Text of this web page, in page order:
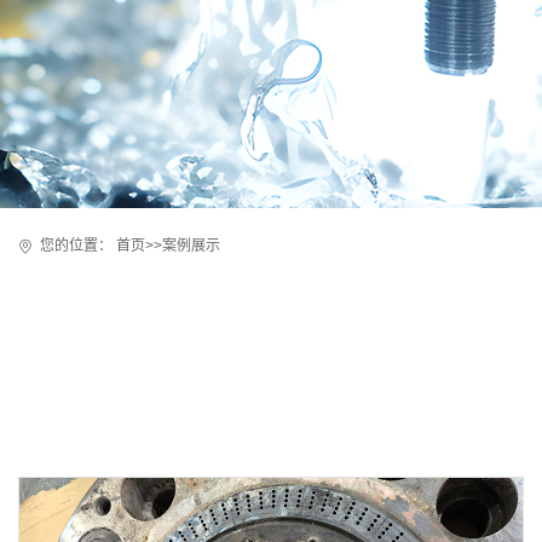
您的位置： 首页>>案例展示